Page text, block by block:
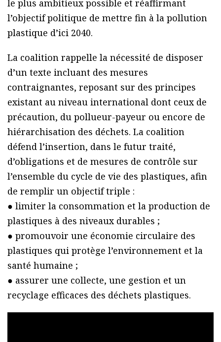
le plus ambitieux possible et réaffirmant
l’objectif politique de mettre fin à la pollution
plastique d’ici 2040.
La coalition rappelle la nécessité de disposer
d’un texte incluant des mesures
contraignantes, reposant sur des principes
existant au niveau international dont ceux de
précaution, du pollueur-payeur ou encore de
hiérarchisation des déchets. La coalition
défend l’insertion, dans le futur traité,
d’obligations et de mesures de contrôle sur
l’ensemble du cycle de vie des plastiques, afin
de remplir un objectif triple :
● limiter la consommation et la production de
plastiques à des niveaux durables ;
● promouvoir une économie circulaire des
plastiques qui protège l’environnement et la
santé humaine ;
● assurer une collecte, une gestion et un
recyclage efficaces des déchets plastiques.